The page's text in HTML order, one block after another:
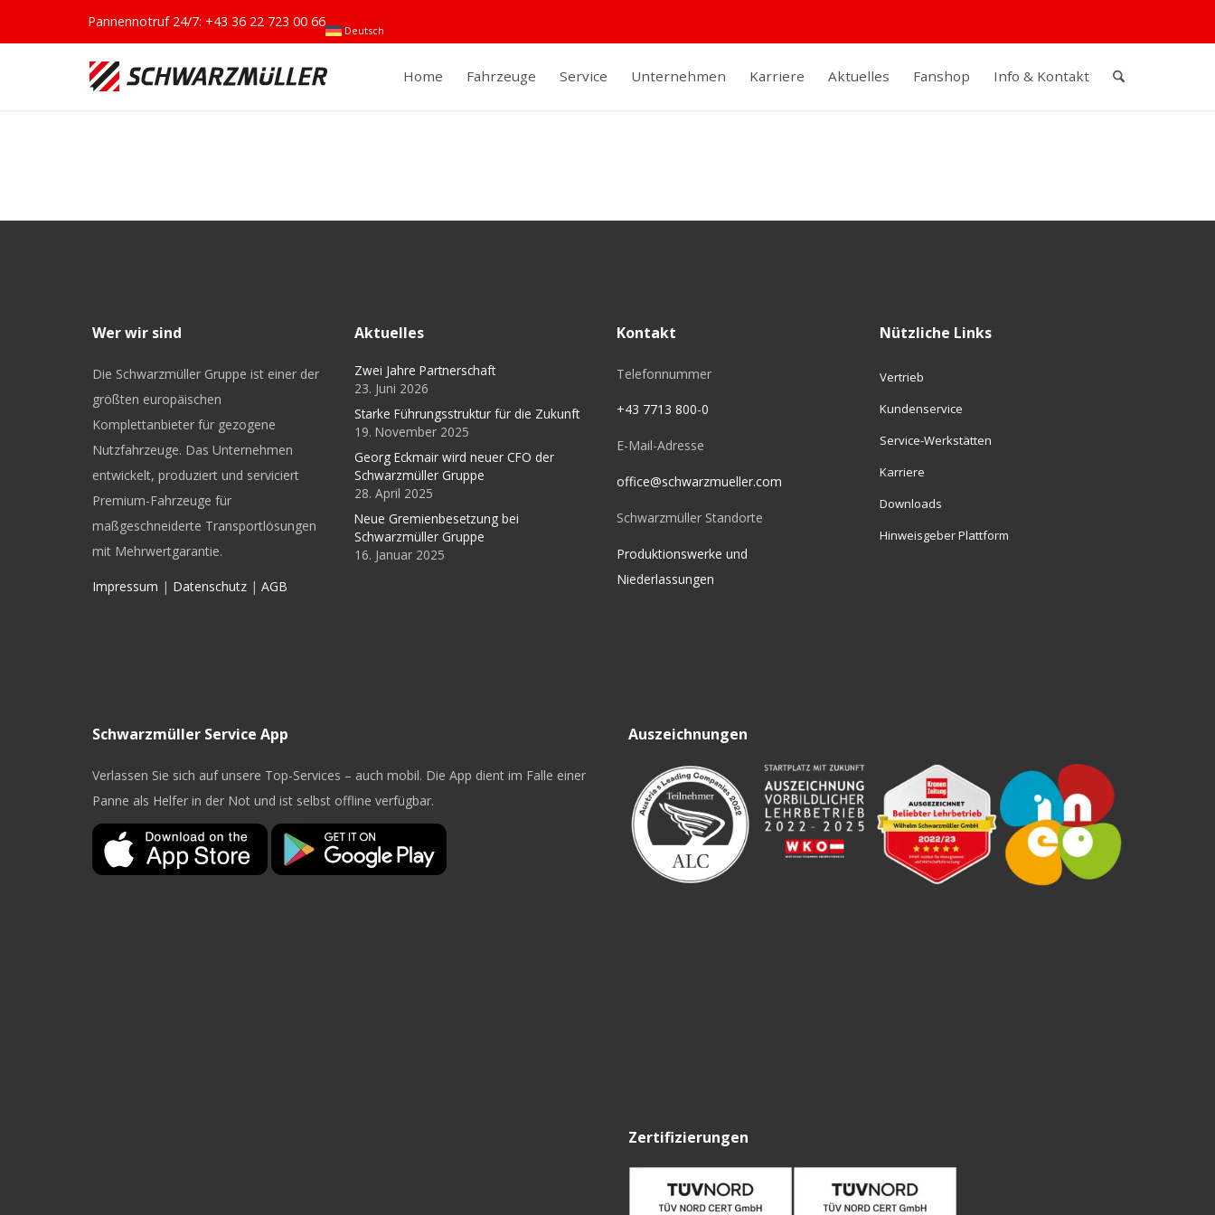
Deutsch
Pannennotruf 24/7: +43 36 22 723 00 66
Home Fahrzeuge Service Unternehmen Karriere Aktuelles Fanshop Info & Kontakt
Wer wir sind
Die Schwarzmüller Gruppe ist einer der
größten europäischen
Komplettanbieter für gezogene
Nutzfahrzeuge. Das Unternehmen
entwickelt, produziert und serviciert
Premium-Fahrzeuge für
maßgeschneiderte Transportlösungen
mit Mehrwertgarantie.
Impressum | Datenschutz | AGB
Aktuelles
Zwei Jahre Partnerschaft
23. Juni 2026
Starke Führungsstruktur für die Zukunft
19. November 2025
Georg Eckmair wird neuer CFO der
Schwarzmüller Gruppe
28. April 2025
Neue Gremienbesetzung bei
Schwarzmüller Gruppe
16. Januar 2025
Kontakt
Telefonnummer
+43 7713 800-0
E-Mail-Adresse
office@schwarzmueller.com
Schwarzmüller Standorte
Produktionswerke und
Niederlassungen
Nützliche Links
Vertrieb
Kundenservice
Service-Werkstätten
Karriere
Downloads
Hinweisgeber Plattform
Schwarzmüller Service App
Verlassen Sie sich auf unsere Top-Services – auch mobil. Die App dient im Falle einer
Panne als Helfer in der Not und ist selbst offline verfügbar.
Auszeichnungen
Zertifizierungen